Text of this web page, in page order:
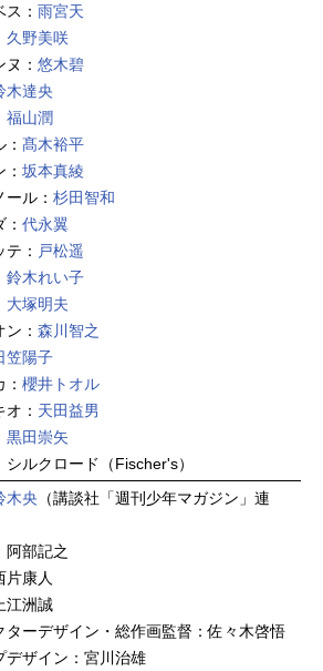
： 雨宮天
久野美咲
： 悠木碧
木達央
福山潤
髙木裕平
坂本真綾
ル： 杉田智和
代永翼
： 戸松遥
鈴木れい子
大塚明夫
： 森川智之
笠陽子
櫻井トオル
： 天田益男
黒田崇矢
シルクロード（Fischer's）
木央 （講談社「週刊少年マガジン」連
阿部記之
片康人
江洲誠
ターデザイン・総作画監督：佐々木啓悟
デザイン：宮川治雄